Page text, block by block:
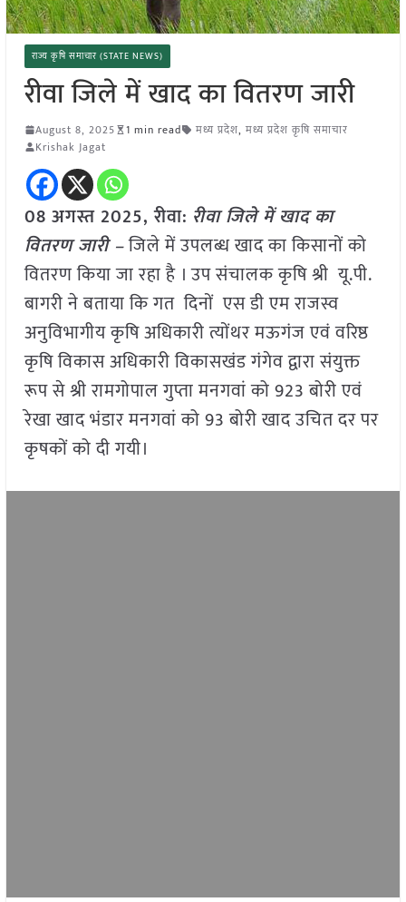
राज्य कृषि समाचार (STATE NEWS)
रीवा जिले में खाद का वितरण जारी
August 8, 2025 1 min read मध्य प्रदेश, मध्य प्रदेश कृषि समाचार
Krishak Jagat
08 अगस्त 2025,रीवा: रीवा जिले में खाद का
वितरण जारी –जिले में उपलब्ध खाद का किसानों को
वितरण किया जा रहा है । उप संचालक कृषि श्री यू.पी.
बागरी ने बताया कि गत दिनों एस डी एम राजस्व
अनुविभागीय कृषि अधिकारी त्योंथर मऊगंज एवं वरिष्ठ
कृषि विकास अधिकारी विकासखंड गंगेव द्वारा संयुक्त
रूप से श्री रामगोपाल गुप्ता मनगवां को 923 बोरी एवं
रेखा खाद भंडार मनगवां को 93 बोरी खाद उचित दर पर
कृषकों को दी गयी।